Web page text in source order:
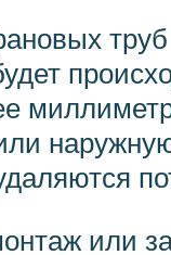
труб
или